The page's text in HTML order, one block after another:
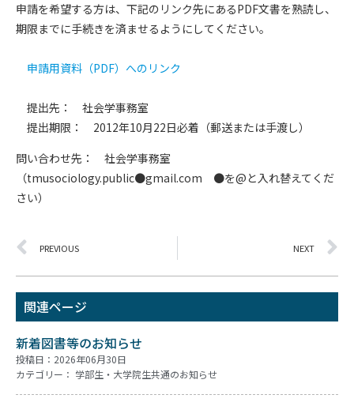
申請を希望する方は、下記のリンク先にあるPDF文書を熟読し、
期限までに手続きを済ませるようにしてください。
申請用資料（PDF）へのリンク
提出先： 社会学事務室
提出期限： 2012年10月22日必着（郵送または手渡し）
問い合わせ先： 社会学事務室
（tmusociology.public●gmail.com ●を@と入れ替えてくだ
さい）
PREVIOUS NEXT
関連ページ
新着図書等のお知らせ
投稿日：2026年06月30日
カテゴリー： 学部生・大学院生共通のお知らせ